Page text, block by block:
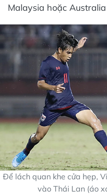
Malaysia hoặc
Để lách quan khe cửa hẹp,
vào Thái Lan (áo